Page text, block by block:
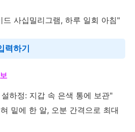
드 사십밀리그램, 하루 일회 아침"
력하기
하정: 지갑 속 은색 통에 보관"
밑에 한 알, 오분 간격으로 최대